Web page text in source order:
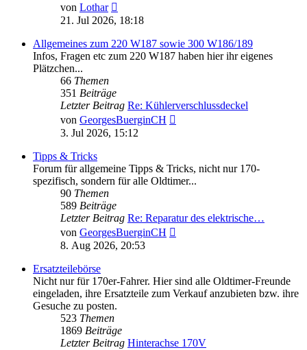
von Lothar
Beitrag
21. Jul 2026, 18:18
Allgemeines zum 220 W187 sowie 300 W186/189
Infos, Fragen etc zum 220 W187 haben hier ihr eigenes
Plätzchen...
66 Themen
351 Beiträge
Letzter Beitrag Re: Kühlerverschlussdeckel
von GeorgesBuerginCH
3. Jul 2026, 15:12
Tipps & Tricks
Forum für allgemeine Tipps & Tricks, nicht nur 170-
spezifisch, sondern für alle Oldtimer...
90 Themen
589 Beiträge
Letzter Beitrag Re: Reparatur des elektrische…
von GeorgesBuerginCH
8. Aug 2026, 20:53
Ersatzteilebörse
Nicht nur für 170er-Fahrer. Hier sind alle Oldtimer-Freunde
eingeladen, ihre Ersatzteile zum Verkauf anzubieten bzw. ihre
Gesuche zu posten.
523 Themen
1869 Beiträge
Letzter Beitrag Hinterachse 170V